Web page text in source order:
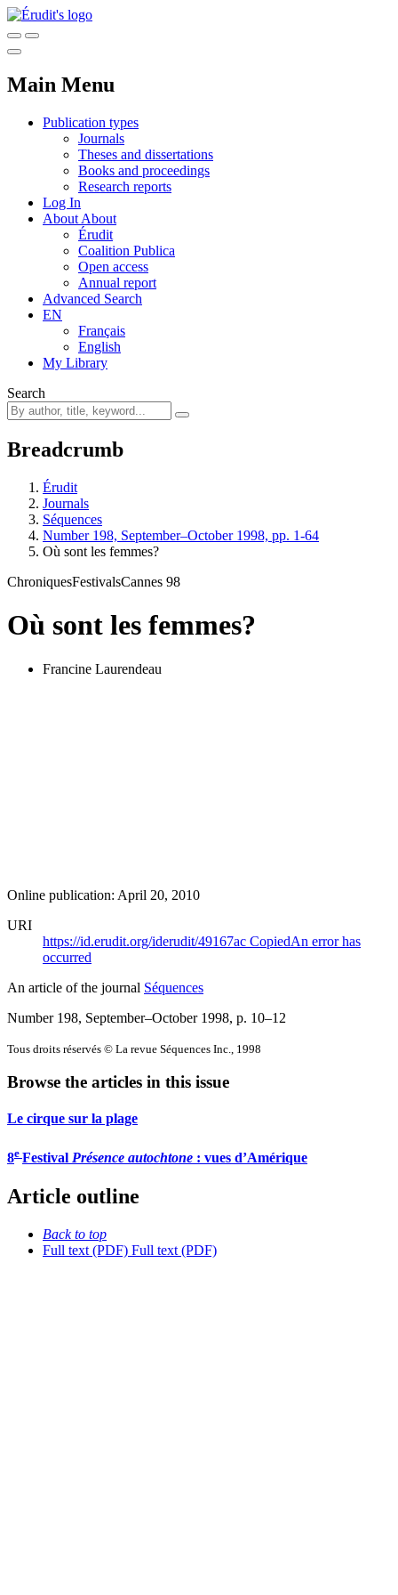
Main Menu
Publication types
Journals
Theses and dissertations
Books and proceedings
Research reports
Log In
About About
Érudit
Coalition Publica
Open access
Annual report
Advanced Search
EN
Français
English
My Library
Search
Breadcrumb
Érudit
Journals
Séquences
Number 198, September–October 1998, pp. 1-64
Où sont les femmes?
ChroniquesFestivalsCannes 98
Où sont les femmes?
Francine Laurendeau
Online publication: April 20, 2010
URI
https://id.erudit.org/iderudit/49167ac CopiedAn error has
occurred
An article of the journal Séquences
Number 198, September–October 1998, p. 10–12
Tous droits réservés © La revue Séquences Inc., 1998
Browse the articles in this issue
Le cirque sur la plage
8e Festival Présence autochtone : vues d’Amérique
Article outline
Back to top
Full text (PDF) Full text (PDF)